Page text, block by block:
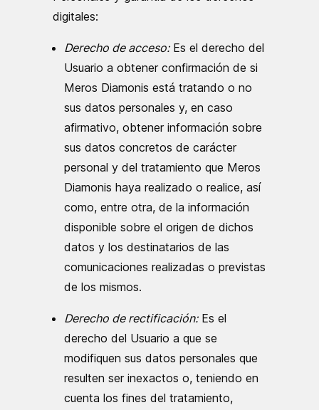
digitales:
Derecho de acceso:Es el derecho del
Usuario a obtener confirmación de si
Meros Diamonis está tratando o no
sus datos personales y, en caso
afirmativo, obtener información sobre
sus datos concretos de carácter
personal y del tratamiento que Meros
Diamonis haya realizado o realice, así
como, entre otra, de la información
disponible sobre el origen de dichos
datos y los destinatarios de las
comunicaciones realizadas o previstas
de los mismos.
Derecho de rectificación:Es el
derecho del Usuario a que se
modifiquen sus datos personales que
resulten ser inexactos o, teniendo en
cuenta los fines del tratamiento,